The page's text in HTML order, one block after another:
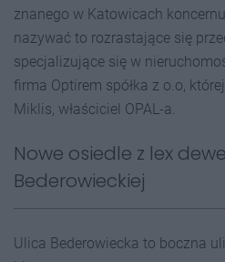
znanego w Katowicach
nazywać to rozrastające się
specjalizujące się w
firma Optirem spółka z o.o,
Miklis, właściciel OPAL-a.
Nowe osiedle z lex
Bederowieckiej
Ulica Bederowiecka to boczna